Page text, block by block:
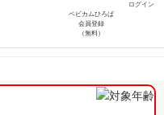
ログイン
ベビカムひろば
会員登録
（無料）